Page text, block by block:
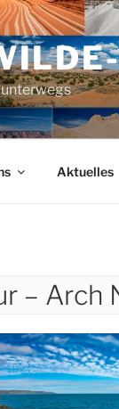
Aktuelles
– Arch